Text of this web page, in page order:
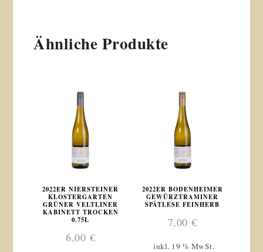
Ähnliche Produkte
2022ER NIERSTEINER
KLOSTERGARTEN
GRÜNER VELTLINER
KABINETT TROCKEN
0.75L
6,00 €
2022ER BODENHEIMER
GEWÜRZTRAMINER
SPÄTLESE FEINHERB
7,00€
inkl. 19 % MwSt.